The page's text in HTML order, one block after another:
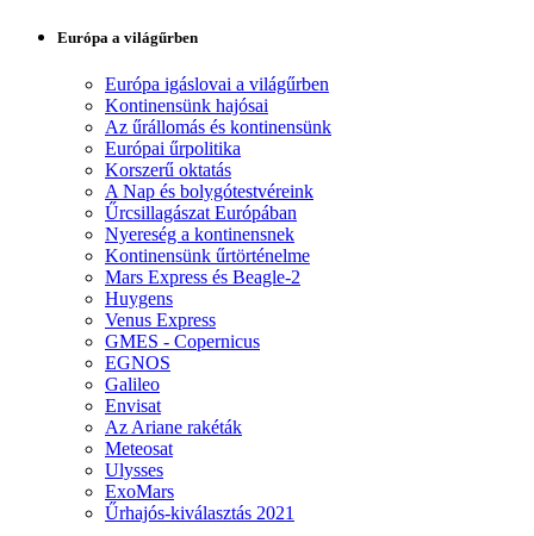
Európa a világűrben
Európa igáslovai a világűrben
Kontinensünk hajósai
Az űrállomás és kontinensünk
Európai űrpolitika
Korszerű oktatás
A Nap és bolygótestvéreink
Űrcsillagászat Európában
Nyereség a kontinensnek
Kontinensünk űrtörténelme
Mars Express és Beagle-2
Huygens
Venus Express
GMES - Copernicus
EGNOS
Galileo
Envisat
Az Ariane rakéták
Meteosat
Ulysses
ExoMars
Űrhajós-kiválasztás 2021